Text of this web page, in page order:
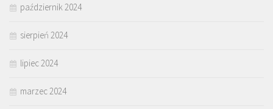
październik 2024
sierpień 2024
lipiec 2024
marzec 2024